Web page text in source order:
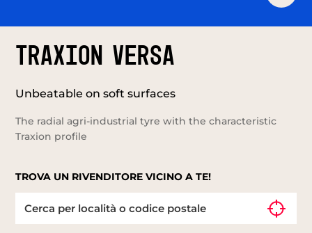
TRAXION VERSA
Unbeatable on soft surfaces
The radial agri-industrial tyre with the characteristic
Traxion profile
TROVA UN RIVENDITORE VICINO A TE!